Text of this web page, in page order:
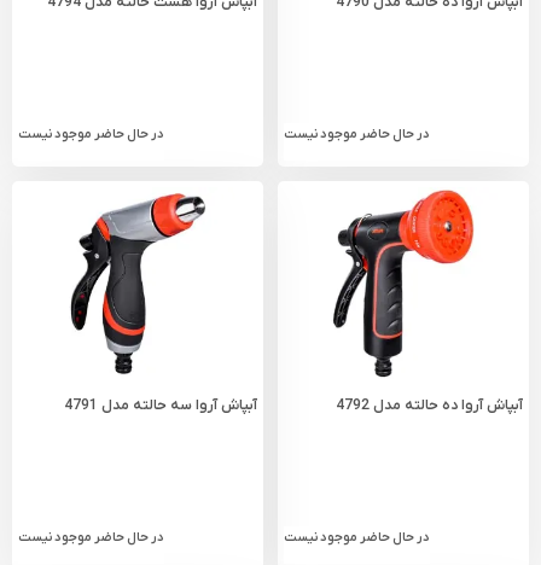
در حال حاضر موجود نیست در حال حاضر موجود نیست
آبپاش آروا ده حالته مدل 4792
در حال حاضر موجود نیست
آبپاش آروا سه حالته مدل 4791
در حال حاضر موجود نیست